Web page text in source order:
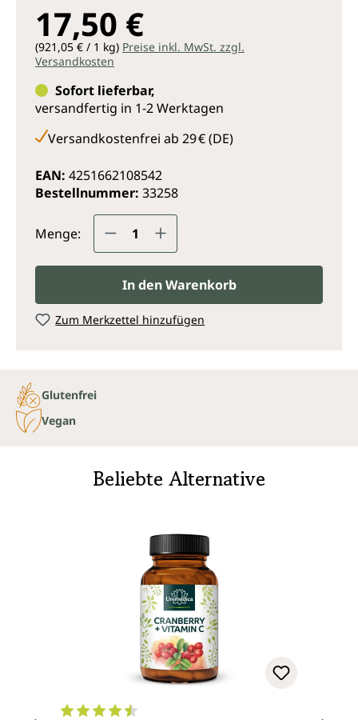
17,50 €
(921,05 € / 1 kg) Preise inkl. MwSt. zzgl.
Versandkosten
Sofort lieferbar,
versandfertig in 1-2 Werktagen
Versandkostenfrei ab 29 € (DE)
EAN: 4251662108542
Bestellnummer: 33258
Menge: Produkt Anzahl: Gib den
In den Warenkorb
Zum Merkzettel hinzufügen
Glutenfrei
Vegan
Beliebte Alternative